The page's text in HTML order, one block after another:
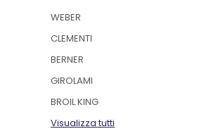
WEBER
CLEMENTI
BERNER
GIROLAMI
BROIL KING
Visualizza tutti